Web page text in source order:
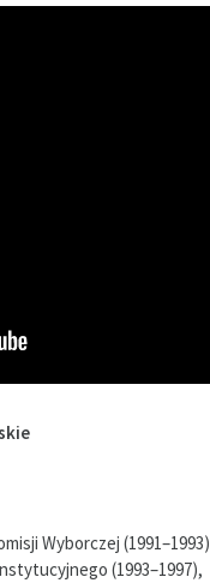
Wyborczej
(1993–1997),